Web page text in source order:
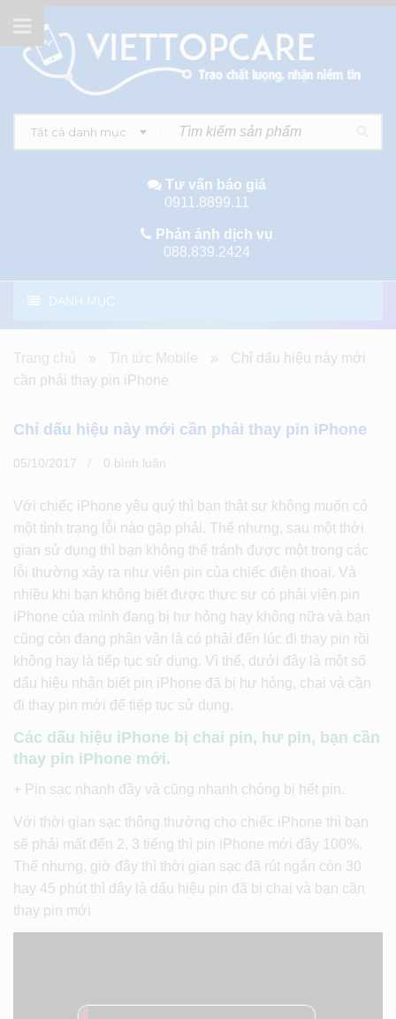
Tất cả danh mục
Tư vấn báo giá
0911.8899.11
Phản ánh dịch vụ
088.839.2424
DANH MỤC
Trang chủ » Tin tức Mobile »
Chỉ dấu hiệu này mới
cần phải thay pin iPhone
Chỉ dấu hiệu này mới cần phải thay pin iPhone
05/10/2017 0 bình luân
Với chiếc iPhone yêu quý thì bạn thật sự không muốn có
một tình trạng lỗi nào gặp phải. Thế nhưng, sau một thời
gian sử dụng thì bạn không thể tránh được một trong các
lỗi thường xảy ra như viên pin của chiếc điện thoại. Và
nhiều khi bạn không biết được thực sự có phải viên pin
iPhone của mình đang bị hư hỏng hay không nữa và bạn
cũng còn đang phân vân là có phải đến lúc đi thay pin rồi
không hay là tiếp tục sử dụng. Vì thế, dưới đây là một số
dấu hiệu nhận biết pin iPhone đã bị hư hỏng, chai và cần
đi thay pin mới để tiếp tục sử dụng.
Các dấu hiệu iPhone bị chai pin, hư pin, bạn cần
thay pin iPhone mới.
+ Pin sạc nhanh đầy và cũng nhanh chóng bị hết pin.
Với thời gian sạc thông thường cho chiếc iPhone thì bạn
sẽ phải mất đến 2, 3 tiếng thì pin iPhone mới đây 100%.
Thế nhưng, giờ đây thì thời gian sạc đã rút ngắn còn 30
hay 45 phút thì đây là dấu hiệu pin đã bị chai và bạn cần
thay pin mới